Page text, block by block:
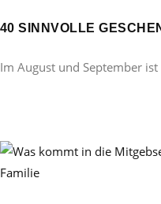
40 SINNVOLLE
Im August und September
Familie